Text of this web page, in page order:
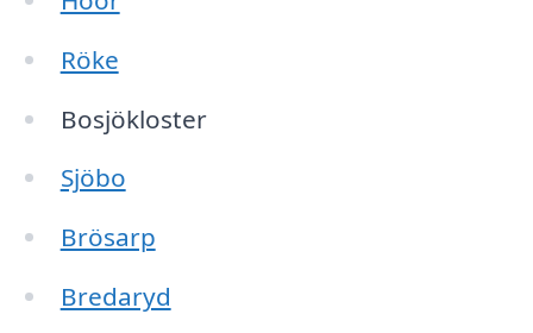
Röke
Bosjökloster
Sjöbo
Brösarp
Bredaryd